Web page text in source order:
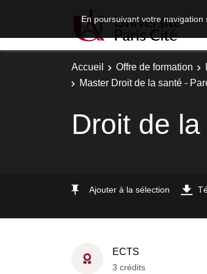
En poursuivant votre
Accueil Offre de formation
Master Droit de la santé -
Droit de
Ajouter à la sélection
ECTS
3 crédits